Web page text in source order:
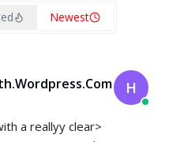
Newest
H
a reallyy clear